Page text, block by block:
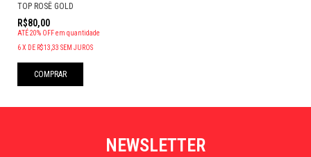
TOP ROSÊ GOLD
R$80,00
ATÉ 20% OFFem quantidade
6X DE R$13,33 SEM JUROS
COMPRAR
NEWSLETTER